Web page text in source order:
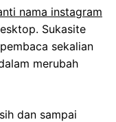
nama instagram
Sukasite
sekalian
merubah
dan sampai